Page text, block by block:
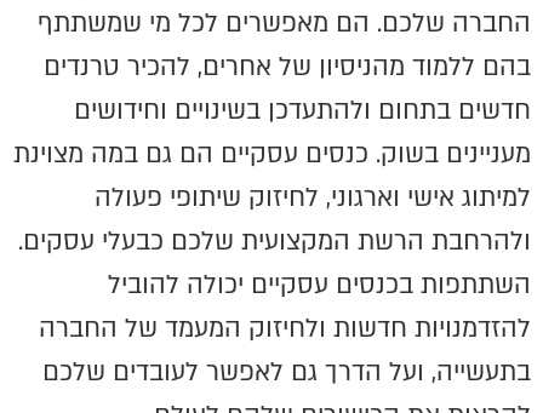
החברה שלכם. הם מאפשרים לכל מי שמשתתף
בהם ללמוד מהניסיון של אחרים, להכיר טרנדים
חדשים בתחום ולהתעדכן בשינויים וחידושים
מעניינים בשוק. כנסים עסקיים הם גם במה מצוינת
למיתוג אישי וארגוני, לחיזוק שיתופי פעולה
ולהרחבת הרשת המקצועית שלכם כבעלי עסקים.
השתתפות בכנסים עסקיים יכולה להוביל
להזדמנויות חדשות ולחיזוק המעמד של החברה
בתעשייה, ועל הדרך גם לאפשר לעובדים שלכם